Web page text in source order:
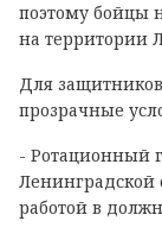
поэтому бойцы
на территории
Для
прозрачные
- Ротационный
Ленинградской
работой в